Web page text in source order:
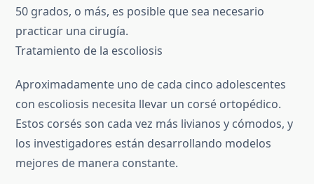
50 grados, o más, es posible que sea necesario
practicar una cirugía.
Tratamiento de la escoliosis
Aproximadamente uno de cada cinco adolescentes
con escoliosis necesita llevar un corsé ortopédico.
Estos corsés son cada vez más livianos y cómodos, y
los investigadores están desarrollando modelos
mejores de manera constante.